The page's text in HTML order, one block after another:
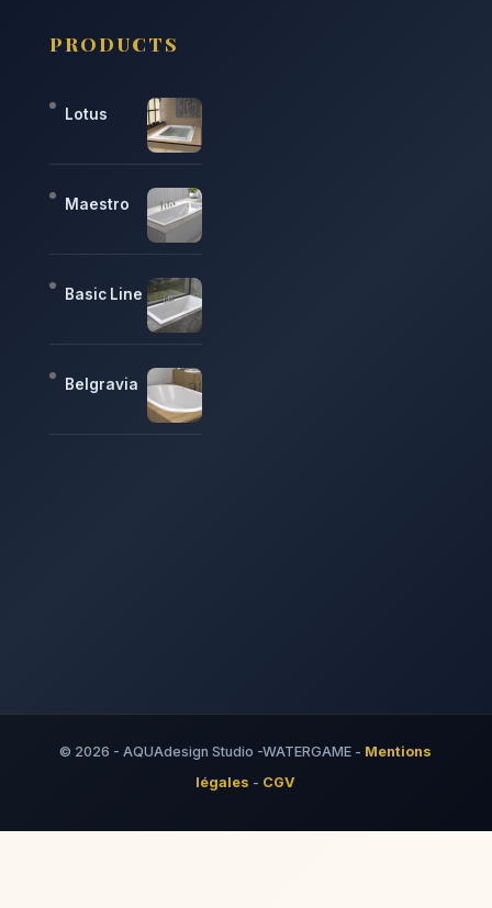
PRODUCTS
Lotus
Maestro
Basic Line
Belgravia
© 2026 - AQUAdesign Studio -WATERGAME - Mentions
légales - CGV